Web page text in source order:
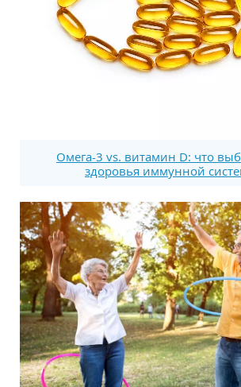
Омега-3 vs. витамин D: что
здоровья иммунной